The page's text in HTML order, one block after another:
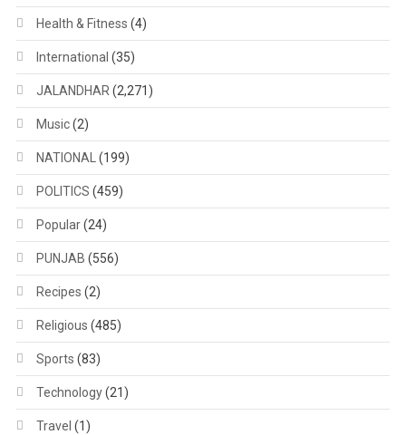
Health & Fitness (4)
International (35)
JALANDHAR (2,271)
Music(2)
NATIONAL (199)
POLITICS (459)
Popular(24)
PUNJAB (556)
Recipes (2)
Religious (485)
Sports (83)
Technology(21)
Travel (1)